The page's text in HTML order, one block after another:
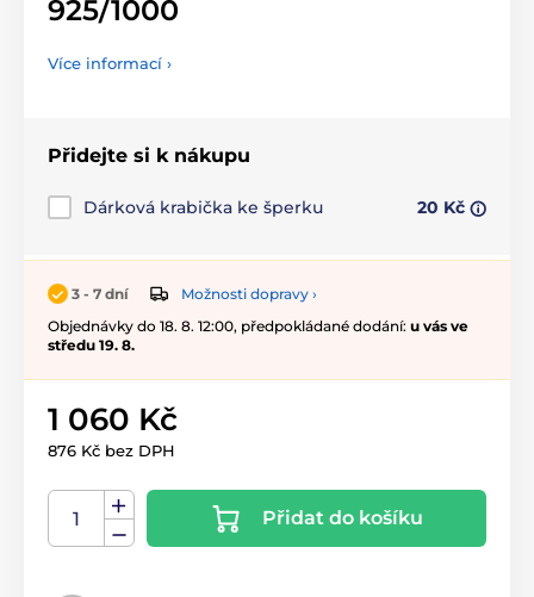
925/1000
Více informací ›
Přidejte si k nákupu
Dárková krabička ke šperku 20 Kč
3 - 7 dní
Možnosti dopravy ›
Objednávky do 18. 8. 12:00, předpokládané dodání: u vás ve
středu 19. 8.
1 060 Kč
876 Kč bez DPH
Přidat do košíku